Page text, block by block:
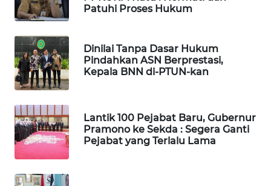
Patuhi Proses Hukum
Dinilai Tanpa Dasar Hukum
Pindahkan ASN Berprestasi,
Kepala BNN di-PTUN-kan
Lantik 100 Pejabat Baru, Gubernur
Pramono ke Sekda : Segera Ganti
Pejabat yang Terlalu Lama
TANJUNG
WN
KARO
WN
SIMALUNGUN
WN
LABUHANBATU